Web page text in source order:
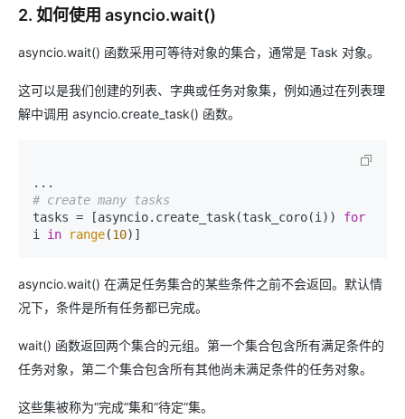
2. 如何使用 asyncio.wait()
asyncio.wait() 函数采用可等待对象的集合，通常是 Task 对象。
这可以是我们创建的列表、字典或任务对象集，例如通过在列表理
解中调用 asyncio.create_task() 函数。
# create many tasks
tasks = [asyncio.create_task(task_coro(i)) for
i in range(10)]
asyncio.wait() 在满足任务集合的某些条件之前不会返回。默认情
况下，条件是所有任务都已完成。
wait() 函数返回两个集合的元组。第一个集合包含所有满足条件的
任务对象，第二个集合包含所有其他尚未满足条件的任务对象。
这些集被称为“完成”集和“待定”集。